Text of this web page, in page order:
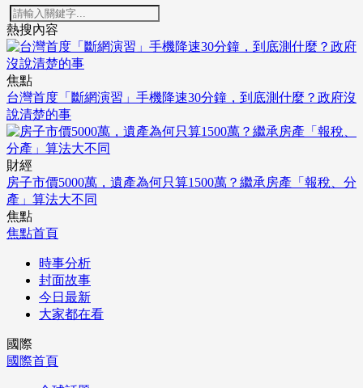
熱搜內容
焦點
台灣首度「斷網演習」手機降速30分鐘，到底測什麼？政府沒
說清楚的事
財經
房子市價5000萬，遺產為何只算1500萬？繼承房產「報稅、分
產」算法大不同
焦點
焦點首頁
時事分析
封面故事
今日最新
大家都在看
國際
國際首頁